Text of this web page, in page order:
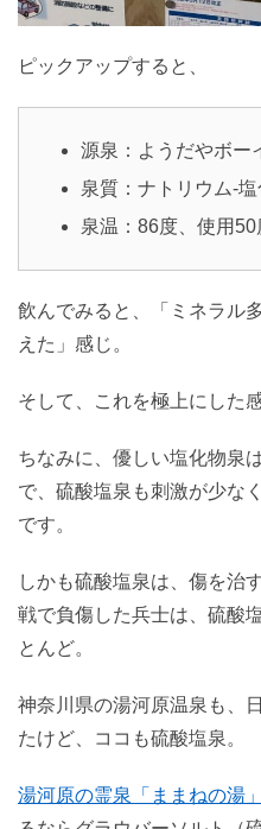
ピックアップすると、
源泉：ようだやボー
泉質：ナトリウム-
泉温：86度、使用50
飲んでみると、「ミネラル
えた」感じ。
そして、これを極上にした
ちなみに、優しい塩化物泉
で、硫酸塩泉も刺激が少な
です。
しかも硫酸塩泉は、傷を治
戦で負傷した兵士は、硫酸
とんど。
神奈川県の湯河原温泉も、
たけど、ココも硫酸塩泉。
湯河原の霊泉「ままねの湯」